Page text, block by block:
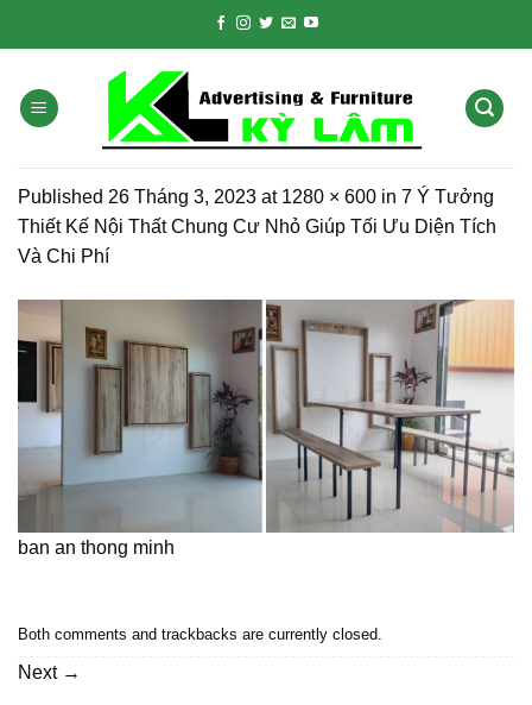
Published 26 Tháng 3, 2023 at 1280 × 600 in 7 Ý Tưởng
Thiết Kế Nội Thất Chung Cư Nhỏ Giúp Tối Ưu Diện Tích
Và Chi Phí
ban an thong minh
Both comments and trackbacks are currently closed.
Next →